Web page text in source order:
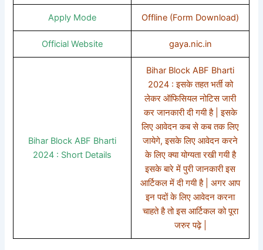
Apply Mode Offline (Form Download)
Official Website gaya.nic.in
Bihar Block ABF Bharti
2024 : Short Details
Bihar Block ABF Bharti
2024 : इसके तहत भर्ती को
लेकर ऑफिसियल नोटिस जारी
कर जानकारी दी गयी है | इसके
लिए आवेदन कब से कब तक लिए
जायेगे, इसके लिए आवेदन करने
के लिए क्या योग्यता रखी गयी है
इसके बारे में पुरी जानकारी इस
आर्टिकल में दी गयी है | अगर आप
इन पदों के लिए आवेदन करना
चाहते है तो इस आर्टिकल को पूरा
जरुर पढ़े |